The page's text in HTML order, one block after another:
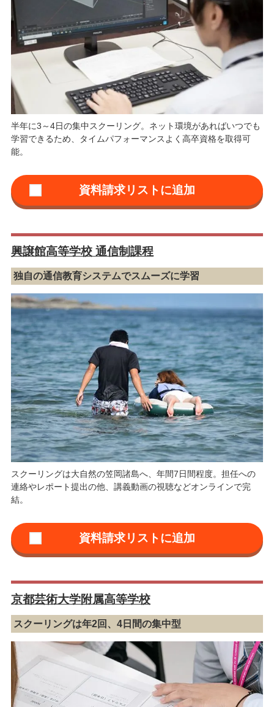
半年に3～4日の集中スクーリング。ネット環境があればいつでも
学習できるため、タイムパフォーマンスよく高卒資格を取得可
能。
興譲館高等学校 通信制課程
独自の通信教育システムでスムーズに学習
スクーリングは大自然の笠岡諸島へ、年間7日間程度。担任への
連絡やレポート提出の他、講義動画の視聴などオンラインで完
結。
京都芸術大学附属高等学校
スクーリングは年2回、4日間の集中型